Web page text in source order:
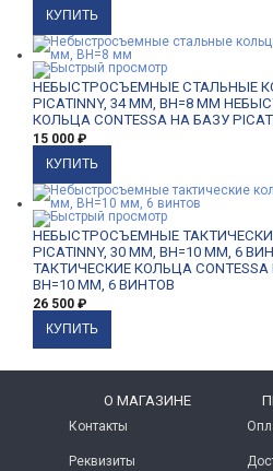
НЕБЫСТРОСЪЕМНЫЕ СТАЛЬНЫЕ
PICATINNY, 34 ММ, BH=8 ММ
КОЛЬЦА CONTESSA НА БАЗУ
15 000 ₽
НЕБЫСТРОСЪЕМНЫЕ
PICATINNY, 30 ММ, BH=10 ММ, 6
ТАКТИЧЕСКИЕ КОЛЬЦА CONTESSA
BH=10 ММ, 6 ВИНТОВ
26 500 ₽
O МАГАЗИНЕ
Контакты
Реквизиты